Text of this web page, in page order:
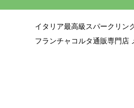
イタリア最高級スパークリン
フランチャコルタ通販専門店